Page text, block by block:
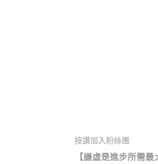
按讚加入粉絲團
【謙虛是進步所需